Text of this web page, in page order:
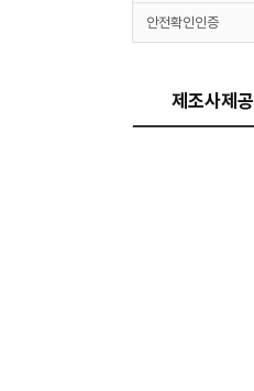
안전확인인증
제조사제공